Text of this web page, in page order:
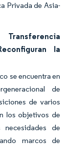
Privada de Asia-
la
se encuentra en
de
de varios
los objetivos de
de
marcos de